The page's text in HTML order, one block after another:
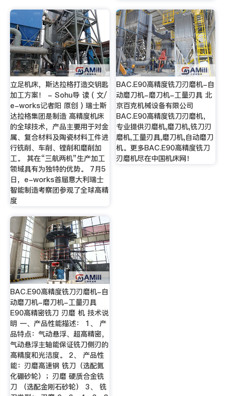
立足机床，斯达拉格打造交钥匙
加工方案！ - Sohu导 读 ( 文/
e-works记者阳 原创 ) 瑞士斯
达拉格集团是制造 高精度机床
的全球技术，产品主要用于对金
属、复合材料及陶瓷材料工件进
行铣削、车削、镗削和磨削加
工。 其在“三航两机”生产加工
领域具有为独特的优势。 7月5
日，e-works首届意大利瑞士
智能制造考察团参观了全球高精
度
BAC.E90高精度铣刀刃磨机-自
动磨刀机-磨刀机-工量刃具 北
京百克机械设备有限公司
BAC.E90高精度铣刀刃磨机，
专业提供刃磨机,磨刀机,铣刀刃
磨机,工量刃具,磨刀机,自动磨刀
机。更多BAC.E90高精度铣刀
刃磨机尽在中国机床网！
BAC.E90高精度铣刀刃磨机-自
动磨刀机-磨刀机-工量刃具
E90高精密铣刀 刃磨 机 技术说
明 一、产品性能描述： 1、 产
品特点：气动悬浮、超高精密，
气动悬浮主轴能保证铣刀侧刃的
高精度和光洁度。 2、 产品性
能：刃磨高速钢 铣刀（选配氮
化硼砂轮）；刃磨 硬质合金铣
刀 （选配金刚石砂轮） 3、 铣